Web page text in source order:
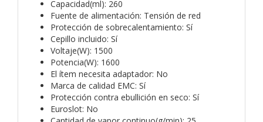
Capacidad(ml): 260
Fuente de alimentación: Tensión de red
Protección de sobrecalentamiento: Sí
Cepillo incluido: Sí
Voltaje(W): 1500
Potencia(W): 1600
El ítem necesita adaptador: No
Marca de calidad EMC: Sí
Protección contra ebullición en seco: Sí
Euroslot: No